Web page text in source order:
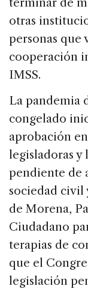
terminar de
otras
personas que
cooperación
IMSS.
La pandemia
congelado
aprobación
legisladoras y
pendiente de
sociedad civil
de Morena,
Ciudadano
terapias de
que el
legislación